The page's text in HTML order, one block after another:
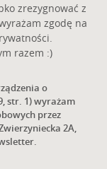
zrezygnować z
zgodę na
razem :)
o
str. 1) wyrażam
przez
2A,